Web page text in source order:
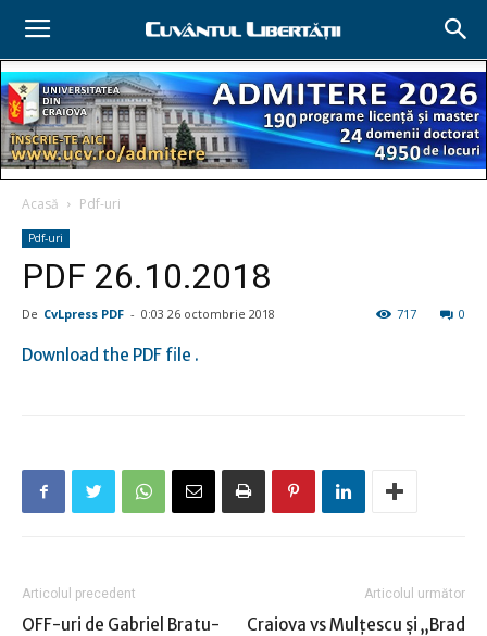
Acasă Pdf-uri
Pdf-uri
PDF 26.10.2018
De CvLpress PDF - 0:03 26 octombrie 2018 0
717
Download the PDF file .
Articolul precedent
OFF-uri de Gabriel Bratu-
Articolul următor
Craiova vs Mulţescu şi „Brad